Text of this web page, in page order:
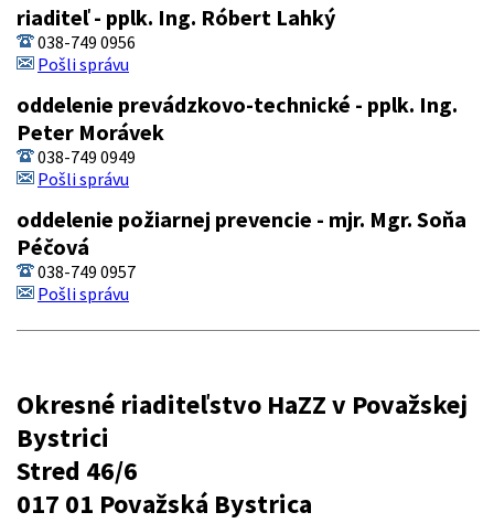
riaditeľ - pplk. Ing. Róbert Lahký
038-749 0956
Pošli správu
oddelenie prevádzkovo-technické - pplk. Ing.
Peter Morávek
038-749 0949
Pošli správu
oddelenie požiarnej prevencie - mjr. Mgr. Soňa
Péčová
038-749 0957
Pošli správu
Okresné riaditeľstvo HaZZ v Považskej
Bystrici
Stred 46/6
017 01 Považská Bystrica